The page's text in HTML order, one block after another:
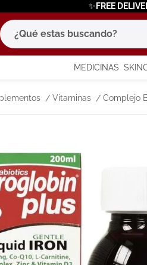
✨FREE
¿Qué estas buscando?
MEDICINAS
Vitaminas Complejo
términos más
1. eucerin
4. pilexil
5 . cerave
6 . degraler
7. isdin
8 roche posay